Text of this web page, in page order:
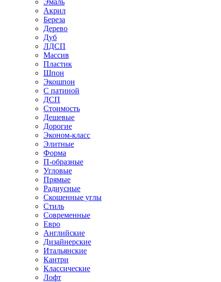
Эмаль
Акрил
Береза
Дерево
Дуб
ЛДСП
Массив
Пластик
Шпон
Экошпон
С патиной
ДСП
Стоимость
Дешевые
Дорогие
Эконом-класс
Элитные
Форма
П-образные
Угловые
Прямые
Радиусные
Скошенные углы
Стиль
Современные
Евро
Английские
Дизайнерские
Итальянские
Кантри
Классические
Лофт